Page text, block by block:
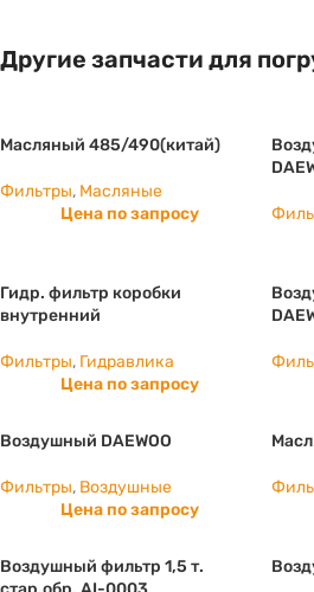
Другие запчасти для
Масляный 485/490(китай)
Фильтры, Масляные
Цена по запросу
Гидр. фильтр коробки
внутренний
Фильтры, Гидравлика
Цена по запросу
Воздушный DAEWOO
Фильтры, Воздушные
Цена по запросу
Воздушный фильтр 1,5 т.